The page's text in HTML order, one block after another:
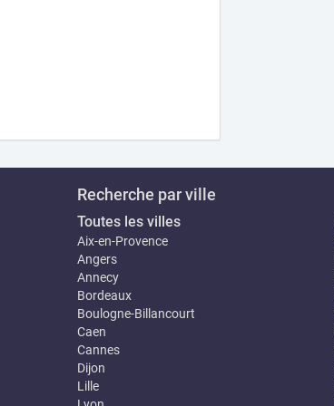
Recherche par ville
Toutes les villes
Aix-en-Provence
Angers
Annecy
Bordeaux
Boulogne-Billancourt
Caen
Cannes
Dijon
Lille